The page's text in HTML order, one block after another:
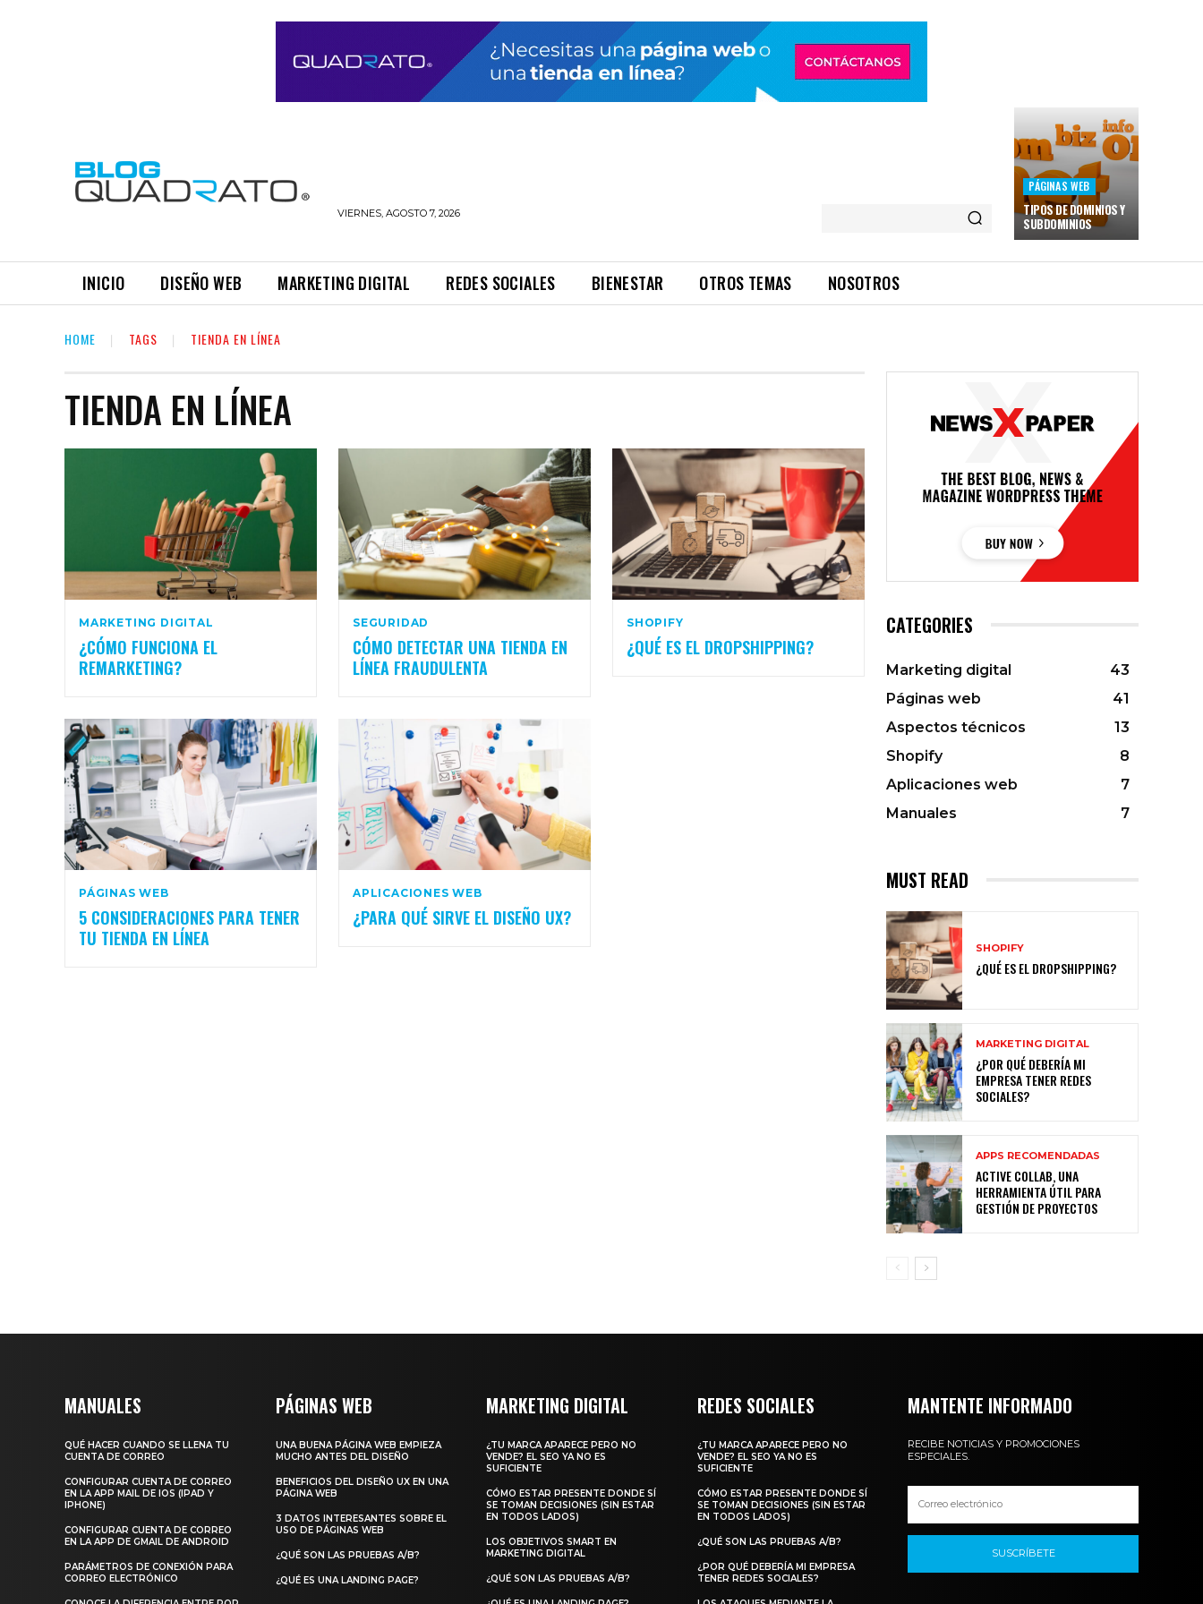
VIERNES, AGOSTO 7, 2026
PÁGINAS WEB
TIPOS DE DOMINIOS Y
SUBDOMINIOS
INICIO DISEÑO WEB MARKETING DIGITAL REDES SOCIALES BIENESTAR OTROS TEMAS NOSOTROS
HOME TAGS TIENDA EN LÍNEA
TIENDA EN LÍNEA
MARKETING DIGITAL
¿CÓMO FUNCIONA EL
REMARKETING?
SEGURIDAD
CÓMO DETECTAR UNA TIENDA EN
LÍNEA FRAUDULENTA
SHOPIFY
¿QUÉ ES EL DROPSHIPPING?
PÁGINAS WEB
5 CONSIDERACIONES PARA TENER
TU TIENDA EN LÍNEA
APLICACIONES WEB
¿PARA QUÉ SIRVE EL DISEÑO UX?
CATEGORIES
Marketing digital
43
Páginas web
41
Aspectos técnicos
13
Shopify
8
Aplicaciones web
7
Manuales
7
MUST READ
SHOPIFY
¿QUÉ ES EL DROPSHIPPING?
MARKETING DIGITAL
¿POR QUÉ DEBERÍA MI
EMPRESA TENER REDES
SOCIALES?
APPS RECOMENDADAS
ACTIVE COLLAB, UNA
HERRAMIENTA ÚTIL PARA
GESTIÓN DE PROYECTOS
MANUALES
QUÉ HACER CUANDO SE LLENA TU
CUENTA DE CORREO
CONFIGURAR CUENTA DE CORREO
EN LA APP MAIL DE IOS (IPAD Y
IPHONE)
CONFIGURAR CUENTA DE CORREO
EN LA APP DE GMAIL DE ANDROID
PARÁMETROS DE CONEXIÓN PARA
CORREO ELECTRÓNICO
PÁGINAS WEB
UNA BUENA PÁGINA WEB EMPIEZA
MUCHO ANTES DEL DISEÑO
BENEFICIOS DEL DISEÑO UX EN UNA
PÁGINA WEB
3 DATOS INTERESANTES SOBRE EL
USO DE PÁGINAS WEB
¿QUÉ SON LAS PRUEBAS A/B?
¿QUÉ ES UNA LANDING PAGE?
MARKETING DIGITAL
¿TU MARCA APARECE PERO NO
VENDE? EL SEO YA NO ES
SUFICIENTE
CÓMO ESTAR PRESENTE DONDE SÍ
SE TOMAN DECISIONES (SIN ESTAR
EN TODOS LADOS)
LOS OBJETIVOS SMART EN
MARKETING DIGITAL
¿QUÉ SON LAS PRUEBAS A/B?
REDES SOCIALES
¿TU MARCA APARECE PERO NO
VENDE? EL SEO YA NO ES
SUFICIENTE
CÓMO ESTAR PRESENTE DONDE SÍ
SE TOMAN DECISIONES (SIN ESTAR
EN TODOS LADOS)
¿QUÉ SON LAS PRUEBAS A/B?
¿POR QUÉ DEBERÍA MI EMPRESA
TENER REDES SOCIALES?
MANTENTE INFORMADO
RECIBE NOTICIAS Y PROMOCIONES
ESPECIALES.
SUSCRÍBETE